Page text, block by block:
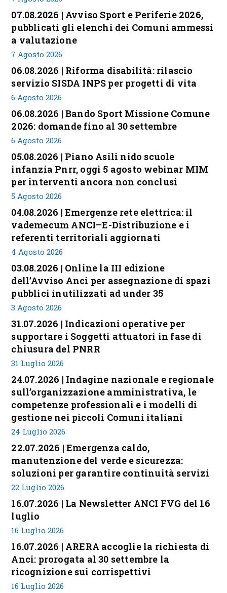
07.08.2026 | Avviso Sport e Periferie 2026,
pubblicati gli elenchi dei Comuni ammessi
a valutazione
7 Agosto 2026
06.08.2026 | Riforma disabilità: rilascio
servizio SISDA INPS per progetti di vita
6 Agosto 2026
06.08.2026 | Bando Sport Missione Comune
2026: domande fino al 30 settembre
6 Agosto 2026
05.08.2026 | Piano Asili nido scuole
infanzia Pnrr, oggi 5 agosto webinar MIM
per interventi ancora non conclusi
5 Agosto 2026
04.08.2026 | Emergenze rete elettrica: il
vademecum ANCI–E-Distribuzione e i
referenti territoriali aggiornati
4 Agosto 2026
03.08.2026 | Online la III edizione
dell’Avviso Anci per assegnazione di spazi
pubblici inutilizzati ad under 35
3 Agosto 2026
31.07.2026 | Indicazioni operative per
supportare i Soggetti attuatori in fase di
chiusura del PNRR
31 Luglio 2026
24.07.2026 | Indagine nazionale e regionale
sull’organizzazione amministrativa, le
competenze professionali e i modelli di
gestione nei piccoli Comuni italiani
24 Luglio 2026
22.07.2026 | Emergenza caldo,
manutenzione del verde e sicurezza:
soluzioni per garantire continuità servizi
22 Luglio 2026
16.07.2026 | La Newsletter ANCI FVG del 16
luglio
16 Luglio 2026
16.07.2026 | ARERA accoglie la richiesta di
Anci: prorogata al 30 settembre la
ricognizione sui corrispettivi
16 Luglio 2026